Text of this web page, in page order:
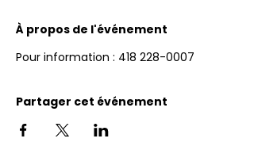
À propos de l'événement
Pour information : 418 228-0007
Partager cet événement